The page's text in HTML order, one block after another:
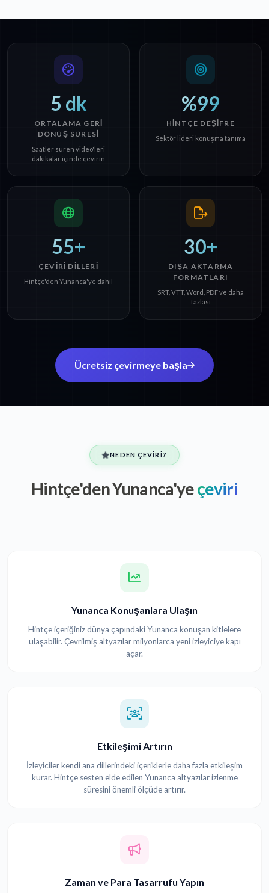
5 dk
ORTALAMA GERI
DÖNÜŞ SÜRESI
Saatler süren video'leri
dakikalar içinde çevirin
%99
HINTÇE DEŞIFRE
Sektör lideri konuşma tanıma
55+
ÇEVIRI DILLERI
Hintçe'den Yunanca'ye dahil
30+
DIŞA AKTARMA
FORMATLARI
SRT, VTT, Word, PDF ve daha
fazlası
Ücretsiz çevirmeye başla
NEDEN ÇEVIRI?
Hintçe'den Yunanca'yeçeviri
Yunanca Konuşanlara Ulaşın
Hintçe içeriğiniz dünya çapındaki Yunanca konuşan kitlelere
ulaşabilir. Çevrilmiş altyazılar milyonlarca yeni izleyiciye kapı
açar.
Etkileşimi Artırın
İzleyiciler kendi ana dillerindeki içeriklerle daha fazla etkileşim
kurar. Hintçe sesten elde edilen Yunanca altyazılar izlenme
süresini önemli ölçüde artırır.
Zaman ve Para Tasarrufu Yapın